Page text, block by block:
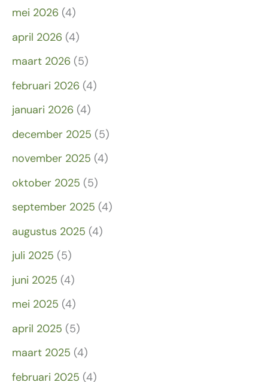
mei 2026 (4)
april 2026 (4)
maart 2026 (5)
februari 2026 (4)
januari 2026 (4)
december 2025 (5)
november 2025 (4)
oktober 2025 (5)
september 2025 (4)
augustus 2025 (4)
juli 2025 (5)
juni 2025 (4)
mei 2025 (4)
april 2025 (5)
maart 2025 (4)
februari 2025 (4)